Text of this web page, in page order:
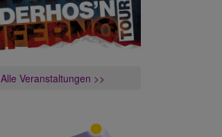
Alle Veranstaltungen >>